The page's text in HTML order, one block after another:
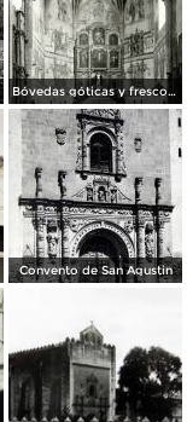
Bóvedas góticas y frescos del convento de Acolman
Convento de San Agustin